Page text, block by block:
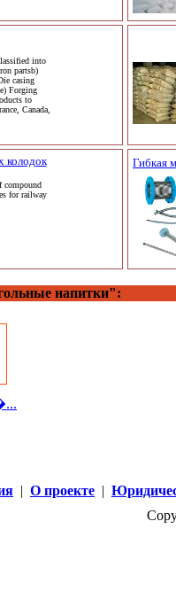
into
partsb)
casing
Forging
to
Canada,
колодок
compound
for railway
Гибкая
напитки":
| О проекте |